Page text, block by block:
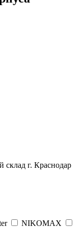
склад г. Краснодар
NIKOMAX